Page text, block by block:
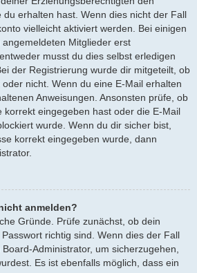
du erhalten hast. Wenn dies nicht der Fall
vielleicht aktiviert werden. Bei einigen
Mitglieder erst
musst du dies selbst erledigen
der Registrierung wurde dir mitgeteilt, ob
nicht. Wenn du eine E-Mail erhalten
Anweisungen. Ansonsten prüfe, ob
korrekt eingegeben hast oder die E-Mail
wurde. Wenn du dir sicher bist,
korrekt eingegeben wurde, dann
anmelden?
Gründe. Prüfe zunächst, ob dein
richtig sind. Wenn dies der Fall
Administrator, um sicherzugehen,
Es ist ebenfalls möglich, dass ein